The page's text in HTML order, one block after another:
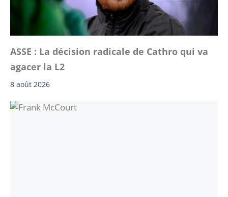
ASSE : La décision radicale de Cathro qui va
agacer la L2
8 août 2026